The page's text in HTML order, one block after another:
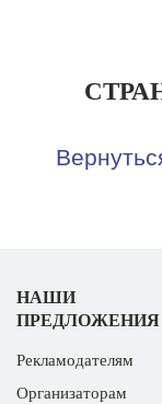
НАШИ
ПРЕДЛОЖЕНИЯ
Рекламодателям
Организаторам